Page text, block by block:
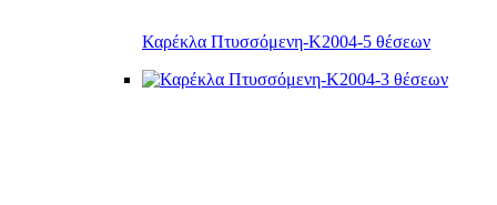
Καρέκλα Πτυσσόμενη-Κ2004-5 θέσεων